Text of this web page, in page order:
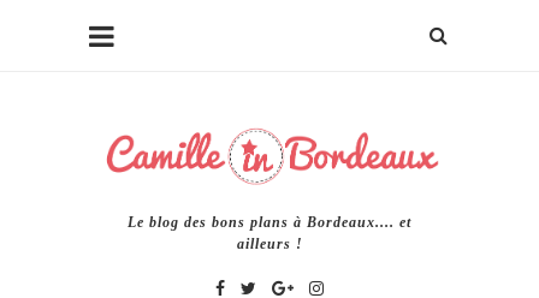
Le blog des bons plans à Bordeaux.... et
ailleurs !